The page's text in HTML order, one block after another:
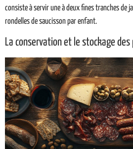
consiste à servir une à deux fines tranches de
rondelles de saucisson par enfant.
La conservation et le stockage